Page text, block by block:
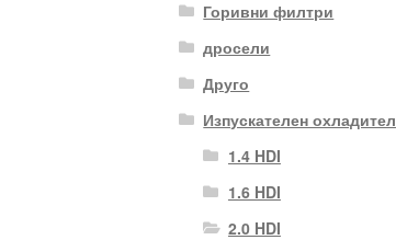
Горивни филтри
дросели
Друго
Изпускателен охладител
1.4 HDI
1.6 HDI
2.0 HDI